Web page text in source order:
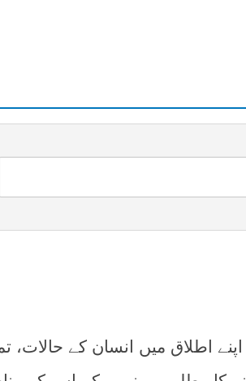
اطلاق میں انسان کے حالات،